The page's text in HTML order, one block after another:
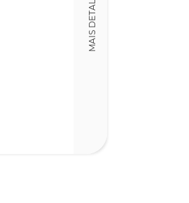
MAIS DETALHES